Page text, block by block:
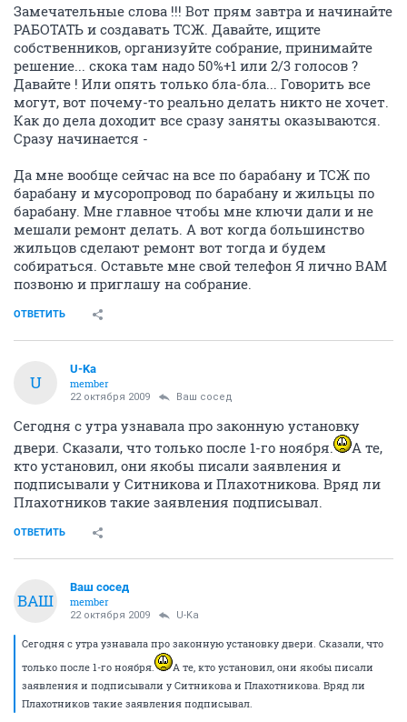
Замечательные слова !!! Вот прям завтра и начинайте
РАБОТАТЬ и создавать ТСЖ. Давайте, ищите
собственников, организуйте собрание, принимайте
решение... скока там надо 50%+1 или 2/3 голосов ?
Давайте ! Или опять только бла-бла... Говорить все
могут, вот почему-то реально делать никто не хочет.
Как до дела доходит все сразу заняты оказываются.
Сразу начинается -
Да мне вообще сейчас на все по барабану и ТСЖ по
барабану и мусоропровод по барабану и жильцы по
барабану. Мне главное чтобы мне ключи дали и не
мешали ремонт делать. А вот когда большинство
жильцов сделают ремонт вот тогда и будем
собираться. Оставьте мне свой телефон Я лично ВАМ
позвоню и приглашу на собрание.
ОТВЕТИТЬ
U
U-Ka
member
22 октября 2009 Ваш сосед
Сегодня с утра узнавала про законную установку
двери. Сказали, что только после 1-го ноября.
А те,
кто установил, они якобы писали заявления и
подписывали у Ситникова и Плахотникова. Вряд ли
Плахотников такие заявления подписывал.
ОТВЕТИТЬ
ВАШ
Ваш сосед
member
22 октября 2009 U-Ka
Сегодня с утра узнавала про законную установку двери. Сказали, что
только после 1-го ноября.
А те, кто установил, они якобы писали
заявления и подписывали у Ситникова и Плахотникова. Вряд ли
Плахотников такие заявления подписывал.